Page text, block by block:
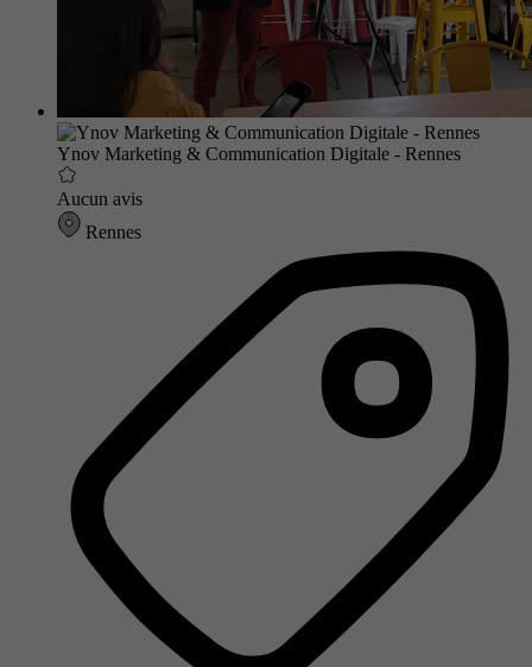
Ynov Marketing & Communication Digitale - Rennes
Aucun avis
Rennes